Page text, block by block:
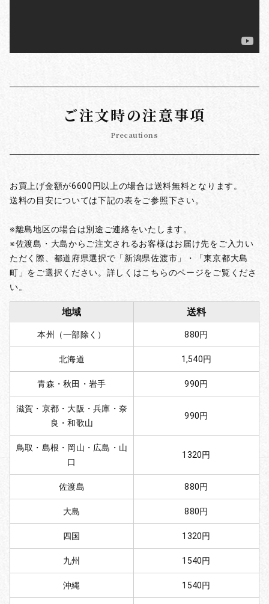
ご注文時の注意事項
Precautions
お買上げ金額が6600円以上の場合は送料無料となります。
送料の目安については下記の表をご参照下さい。
※離島地区の場合は別途ご連絡をいたします。
※佐渡島・大島からご注文されるお客様はお届け先をご入力い
ただく際、都道府県選択で「新潟県佐渡市」・「東京都大島
町」をご選択ください。詳しくはこちらのページをご覧くださ
い。
地域 送料
本州（一部除く） 880円
北海道 1,540円
青森・秋田・岩手 990円
滋賀・京都・大阪・兵庫・奈
良・和歌山
990円
鳥取・島根・岡山・広島・山
口
1320円
佐渡島 880円
大島 880円
四国 1320円
九州 1540円
沖縄 1540円